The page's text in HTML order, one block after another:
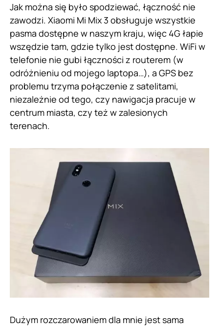
Jak można się było spodziewać, łączność nie
zawodzi. Xiaomi Mi Mix 3 obsługuje wszystkie
pasma dostępne w naszym kraju, więc 4G łapie
wszędzie tam, gdzie tylko jest dostępne. WiFi w
telefonie nie gubi łączności z routerem (w
odróżnieniu od mojego laptopa…), a GPS bez
problemu trzyma połączenie z satelitami,
niezależnie od tego, czy nawigacja pracuje w
centrum miasta, czy też w zalesionych
terenach.
Dużym rozczarowaniem dla mnie jest sama